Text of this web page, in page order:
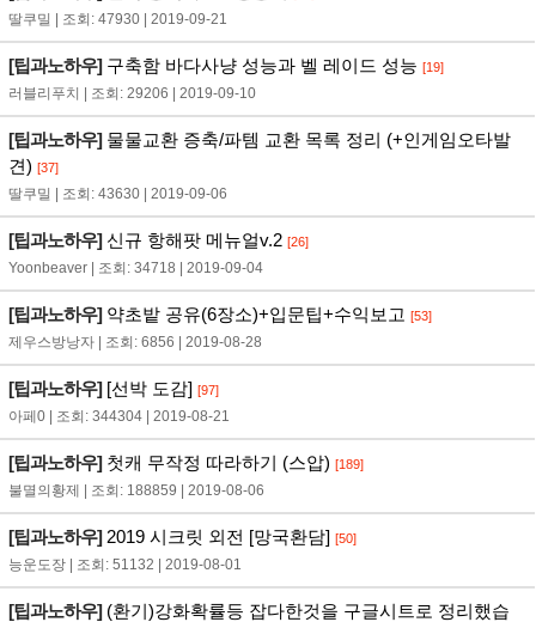
딸쿠밀 | 조회: 47930 | 2019-09-21
[팁과노하우]구축함 바다사냥 성능과 벨 레이드 성능 [19]
러블리푸치 | 조회: 29206 | 2019-09-10
[팁과노하우]물물교환 증축/파템 교환 목록 정리 (+인게임오타발
견) [37]
딸쿠밀 | 조회: 43630 | 2019-09-06
[팁과노하우]신규 항해팟 메뉴얼v.2 [26]
Yoonbeaver | 조회: 34718 | 2019-09-04
[팁과노하우]약초밭 공유(6장소)+입문팁+수익보고 [53]
제우스방낭자 | 조회: 6856 | 2019-08-28
[팁과노하우][선박 도감] [97]
아페0 | 조회: 344304 | 2019-08-21
[팁과노하우]첫캐 무작정 따라하기 (스압) [189]
불멸의황제 | 조회: 188859 | 2019-08-06
[팁과노하우]2019 시크릿 외전 [망국환담] [50]
능운도장 | 조회: 51132 | 2019-08-01
[팁과노하우](환기)강화확률등 잡다한것을 구글시트로 정리했습